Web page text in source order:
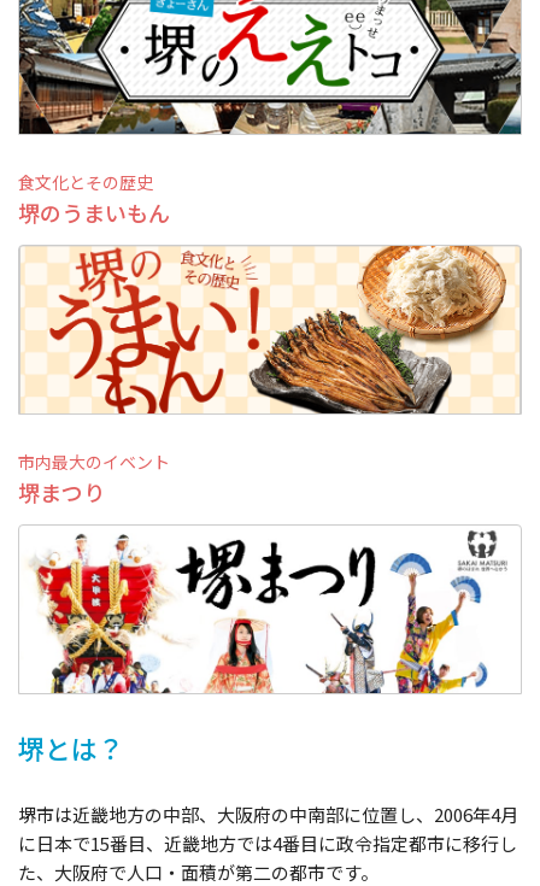
堺おもてなしチケット
お役立ち情報紹介
堺観光タクシー
交通・アクセス
堺観光コンベンション協会について
協会について
協会からのお知らせ
リンク集
for Business
食文化とその歴史
堺のうまいもん
市内最大のイベント
堺まつり
堺とは？
堺市は近畿地方の中部、大阪府の中南部に位置し、2006年4月
に日本で15番目、近畿地方では4番目に政令指定都市に移行し
た、大阪府で人口・面積が第二の都市です。